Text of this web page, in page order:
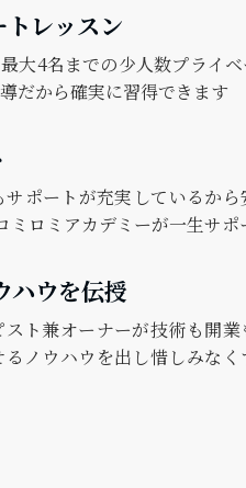
レッスン
大4名までの少人数プライ
だから確実に習得できます
ポートが充実しているか
ロミアカデミーが一生サポ
ハウを伝授
ト兼オーナーが技術も開
ノウハウを出し惜しみな